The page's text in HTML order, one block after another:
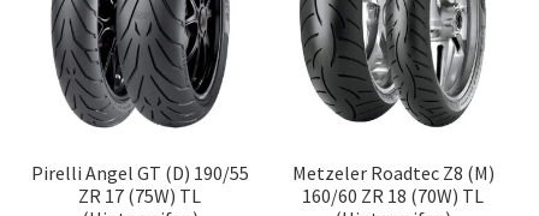
Pirelli Angel GT (D) 190/55
ZR 17 (75W) TL
Metzeler Roadtec Z8 (M)
160/60 ZR 18 (70W) TL